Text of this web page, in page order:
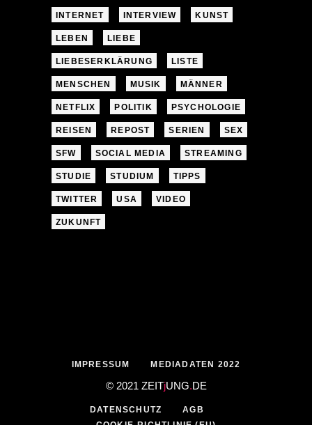
INTERNET INTERVIEW KUNST
LEBEN LIEBE
LIEBESERKLÄRUNG LISTE
MENSCHEN MUSIK MÄNNER
NETFLIX POLITIK PSYCHOLOGIE
REISEN REPOST SERIEN SEX
SFW SOCIAL MEDIA STREAMING
STUDIE STUDIUM TIPPS
TWITTER USA VIDEO
ZUKUNFT
IMPRESSUM MEDIADATEN 2022
© 2021 ZEITjUNG.DE
DATENSCHUTZ
AGB